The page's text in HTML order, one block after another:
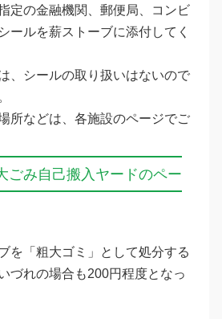
定の金融機関、郵便局、コンビ
ールを薪ストーブに添付してく
、シールの取り扱いはないので
所などは、各施設のページでご
ごみ自己搬入ヤードのペー
を「粗大ゴミ」として処分する
づれの場合も200円程度となっ